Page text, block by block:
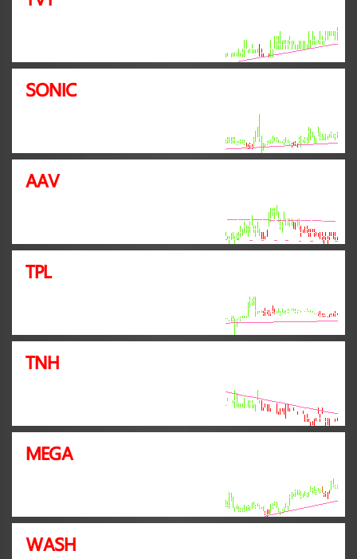
SONIC
AAV
TPL
TNH
MEGA
WASH